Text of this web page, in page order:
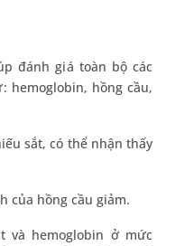
đánh giá toàn bộ các
hemoglobin, hồng cầu,
sắt, có thể nhận thấy
của hồng cầu giảm.
và hemoglobin ở mức